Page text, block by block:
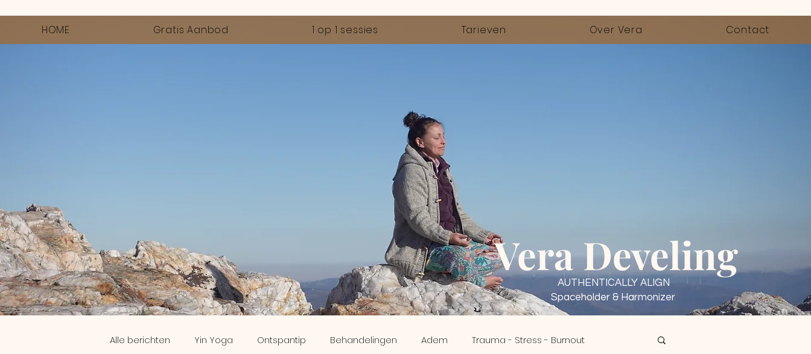
HOME Gratis Aanbod 1 op 1 sessies Tarieven Over Vera Contact
Vera Develing
AUTHENTICALLY ALIGN
Spaceholder & Harmonizer
Alle berichten Yin Yoga Ontspantip Behandelingen Adem Trauma - Stress - Burnout